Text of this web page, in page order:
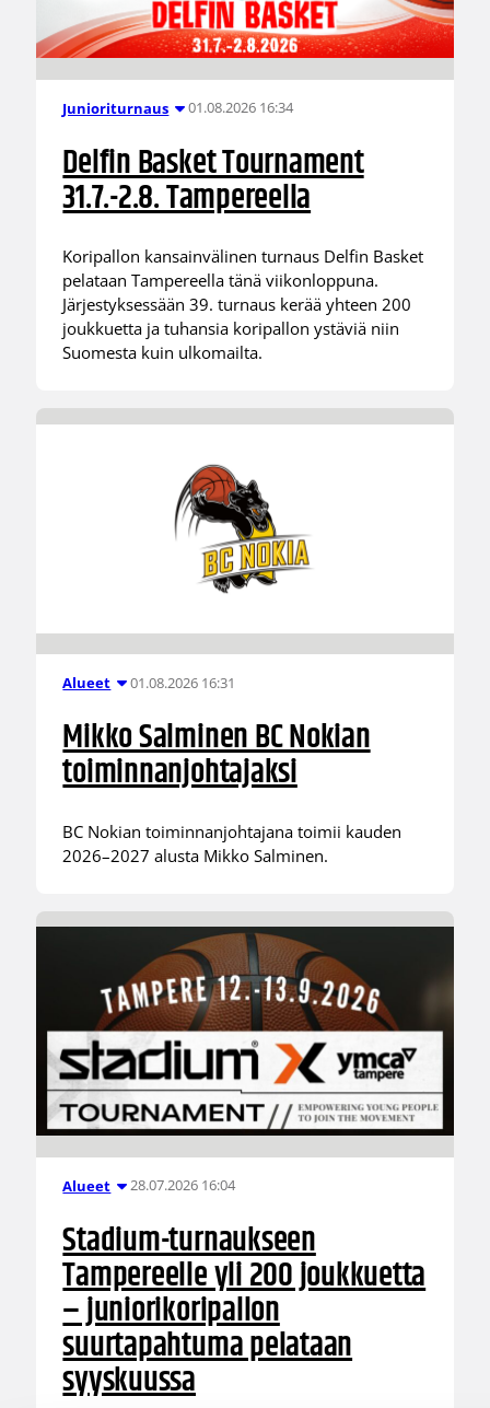
Junioriturnaus 01.08.2026 16:34
Delfin Basket Tournament
31.7.-2.8. Tampereella
Koripallon kansainvälinen turnaus Delfin Basket
pelataan Tampereella tänä viikonloppuna.
Järjestyksessään 39. turnaus kerää yhteen 200
joukkuetta ja tuhansia koripallon ystäviä niin
Suomesta kuin ulkomailta.
Alueet 01.08.2026 16:31
Mikko Salminen BC Nokian
toiminnanjohtajaksi
BC Nokian toiminnanjohtajana toimii kauden
2026–2027 alusta Mikko Salminen.
Alueet 28.07.2026 16:04
Stadium-turnaukseen
Tampereelle yli 200 joukkuetta
– juniorikoripallon
suurtapahtuma pelataan
syyskuussa